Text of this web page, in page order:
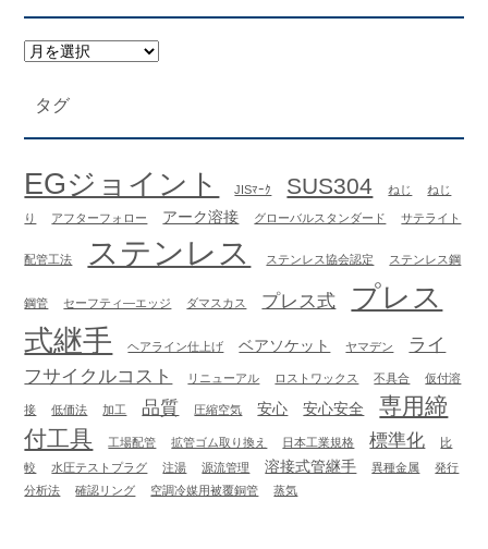
タグ
EGジョイント JISﾏｰｸ SUS304 ねじ ねじ
り アフターフォロー アーク溶接 グローバルスタンダード サテライト
配管工法 ステンレス ステンレス協会認定 ステンレス鋼
鋼管 セーフティ―エッジ ダマスカス プレス式
プレス
式継手
ヘアライン仕上げ ベアソケット ヤマデン
ライ
フサイクルコスト
リニューアル ロストワックス 不具合 仮付溶
接 低価法 加工 品質 圧縮空気 安心 安心安全
専用締
付工具
工場配管 拡管ゴム取り換え 日本工業規格 標準化
比
較
水圧テストプラグ 注湯 源流管理 溶接式管継手 異種金属
発行
分析法
確認リング 空調冷媒用被覆銅管 蒸気